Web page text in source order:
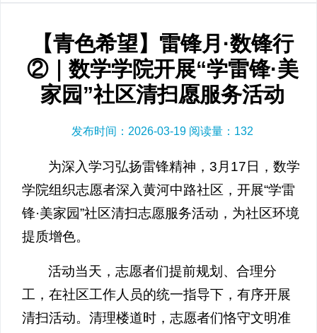
【青色希望】雷锋月·数锋行
②｜数学学院开展“学雷锋·美
家园”社区清扫愿服务活动
发布时间：2026-03-19 阅读量： 132
为深入学习弘扬雷锋精神，3月17日，数学
学院组织志愿者深入黄河中路社区，开展“学雷
锋·美家园”社区清扫志愿服务活动，为社区环境
提质增色。
活动当天，志愿者们提前规划、合理分
工，在社区工作人员的统一指导下，有序开展
清扫活动。清理楼道时，志愿者们恪守文明准